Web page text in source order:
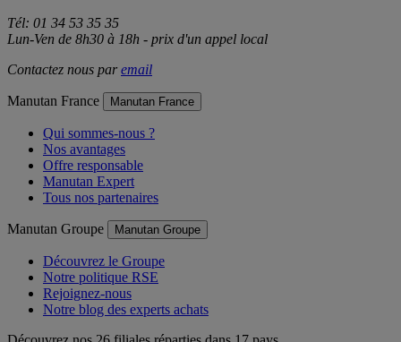
Tél: 01 34 53 35 35
Qui sommes-nous ?
Nos avantages
Offre responsable
Manutan Expert
Découvrez le Groupe
Notre politique RSE
Rejoignez-nous